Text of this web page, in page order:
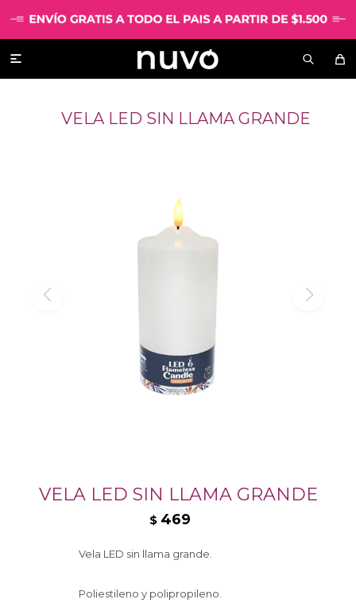

VELA LED SIN LLAMA GRANDE
VELA LED SIN LLAMA GRANDE
$ 469
Vela LED sin llama grande.
Poliestileno y polipropileno.